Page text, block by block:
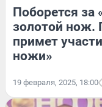
Поборется
золотой нож.
примет
ножи»
19 февраля, 2025, 18:00